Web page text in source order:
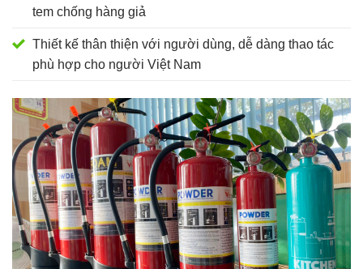
tem chống hàng giả
Thiết kế thân thiện với người dùng, dễ dàng thao tác
phù hợp cho người Việt Nam